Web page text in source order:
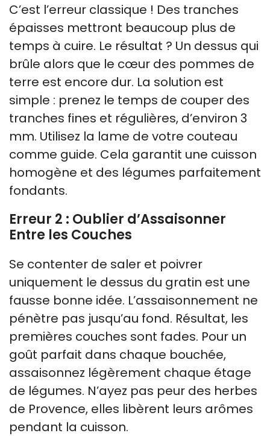
C’est l’erreur classique ! Des tranches
épaisses mettront beaucoup plus de
temps à cuire. Le résultat ? Un dessus qui
brûle alors que le cœur des pommes de
terre est encore dur. La solution est
simple : prenez le temps de couper des
tranches fines et régulières, d’environ 3
mm. Utilisez la lame de votre couteau
comme guide. Cela garantit une cuisson
homogène et des légumes parfaitement
fondants.
Erreur 2 : Oublier d’Assaisonner
Entre les Couches
Se contenter de saler et poivrer
uniquement le dessus du gratin est une
fausse bonne idée. L’assaisonnement ne
pénètre pas jusqu’au fond. Résultat, les
premières couches sont fades. Pour un
goût parfait dans chaque bouchée,
assaisonnez légèrement chaque étage
de légumes. N’ayez pas peur des herbes
de Provence, elles libèrent leurs arômes
pendant la cuisson.